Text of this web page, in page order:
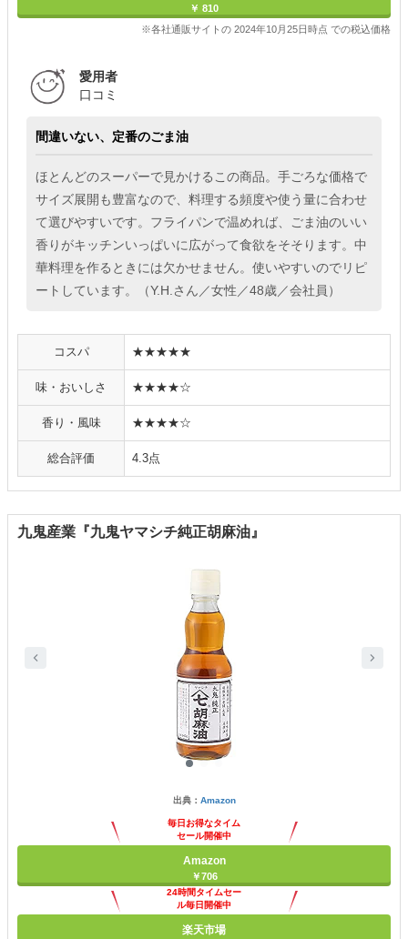
￥ 810
※各社通販サイトの 2024年10月25日時点 での税込価格
愛用者
口コミ
間違いない、定番のごま油
ほとんどのスーパーで見かけるこの商品。手ごろな価格で
サイズ展開も豊富なので、料理する頻度や使う量に合わせ
て選びやすいです。フライパンで温めれば、ごま油のいい
香りがキッチンいっぱいに広がって食欲をそそります。中
華料理を作るときには欠かせません。使いやすいのでリピ
ートしています。（Y.H.さん／女性／48歳／会社員）
コスパ ★★★★★
味・おいしさ ★★★★☆
香り・風味 ★★★★☆
総合評価 4.3点
九鬼産業『九鬼ヤマシチ純正胡麻油』
出典： Amazon
毎日お得なタイム
セール開催中
Amazon
￥706
24時間タイムセー
ル毎日開催中
楽天市場